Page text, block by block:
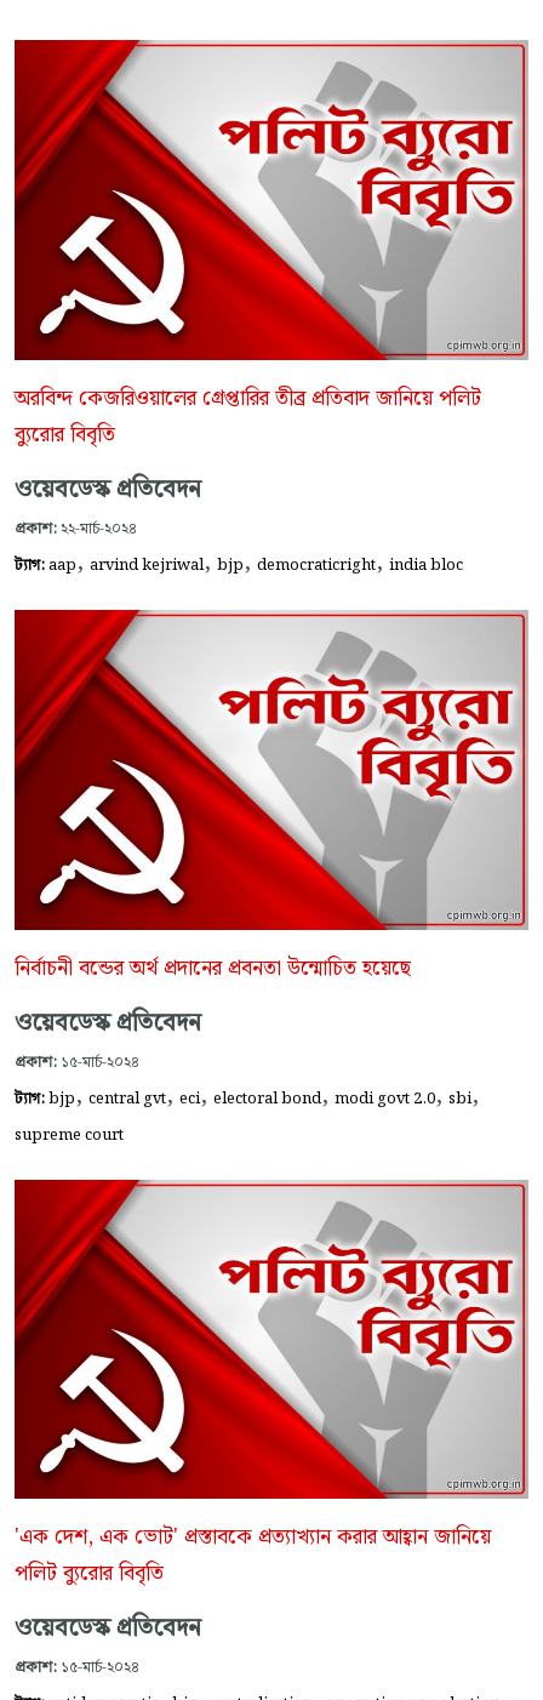
অরবিন্দ কেজরিওয়ালের গ্রেপ্তারির তীব্র প্রতিবাদ জানিয়ে পলিট
ব্যুরোর বিবৃতি
ওয়েবডেস্ক প্রতিবেদন
প্রকাশ: ২২-মার্চ-২০২৪
ট্যাগ:aap, arvind kejriwal, bjp, democraticright, india bloc
নির্বাচনী বন্ডের অর্থ প্রদানের প্রবনতা উন্মোচিত হয়েছে
ওয়েবডেস্ক প্রতিবেদন
প্রকাশ: ১৫-মার্চ-২০২৪
ট্যাগ:bjp, central gvt, eci, electoral bond, modi govt 2.0, sbi,
supreme court
'এক দেশ, এক ভোট' প্রস্তাবকে প্রত্যাখ্যান করার আহ্বান জানিয়ে
পলিট ব্যুরোর বিবৃতি
ওয়েবডেস্ক প্রতিবেদন
প্রকাশ: ১৫-মার্চ-২০২৪